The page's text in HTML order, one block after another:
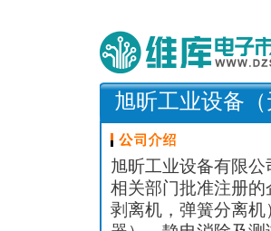
旭昕工业设备
旭昕工业设备有限
相关部门批准注册
剥离机，弹簧分离